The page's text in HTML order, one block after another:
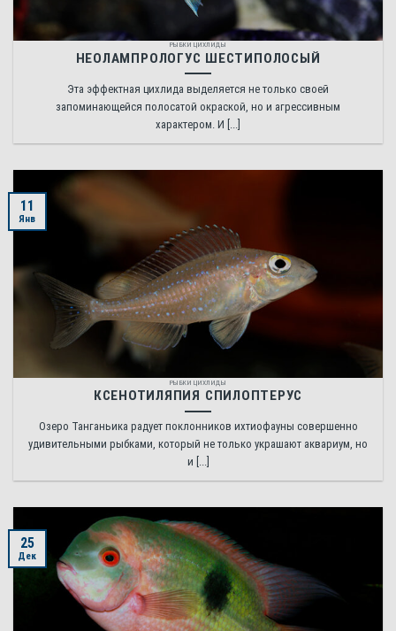
РЫБКИ ЦИХЛИДЫ
НЕОЛАМПРОЛОГУС ШЕСТИПОЛОСЫЙ
Эта эффектная цихлида выделяется не только своей
запоминающейся полосатой окраской, но и агрессивным
характером. И [...]
РЫБКИ ЦИХЛИДЫ
КСЕНОТИЛЯПИЯ СПИЛОПТЕРУС
Озеро Танганьика радует поклонников ихтиофауны совершенно
удивительными рыбками, который не только украшают аквариум, но
и [...]
11
Янв
25
Дек